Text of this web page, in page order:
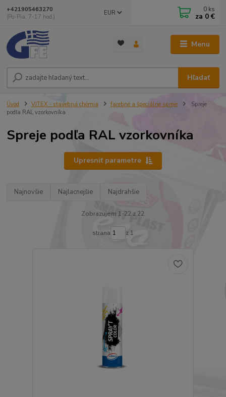
Menu
EUR
Hľadať
+421905463270
(Po-Pia, 7-17 hod.)
0 ks
za 0 €
Úvod VITEX - stavebná chémia farebné a špeciálne spreje
Spreje
podľa RAL vzorkovníka
Spreje podľa RAL vzorkovníka
Upresniť parametre
Najnovšie Najlacnejšie Najdrahšie
Zobrazujem 1-22 z 22
strana z 1